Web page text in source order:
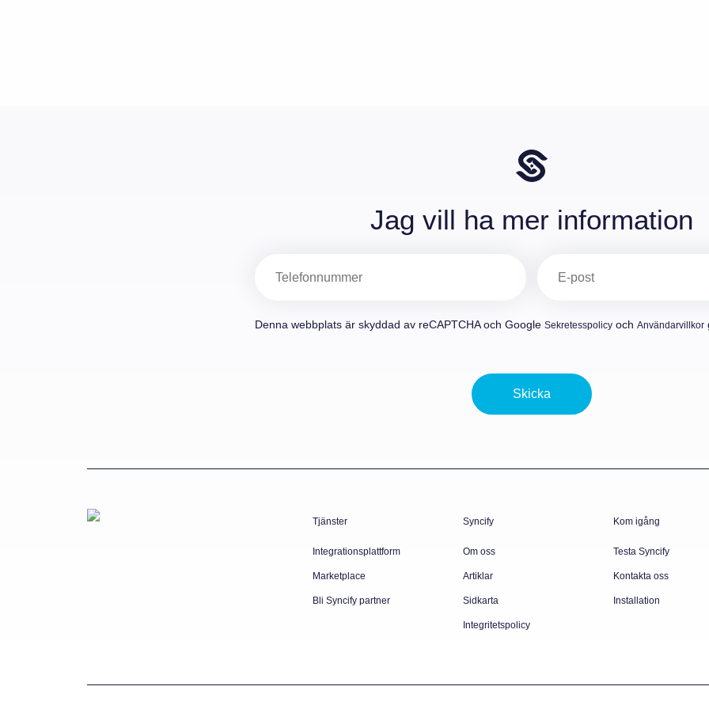
Jag vill ha mer information
post
(Obligatoriskt)
Denna webbplats är skyddad av reCAPTCHA och Google Sekretesspolicy och Användarvillkor
Skicka
Tjänster
Integrationsplattform
Marketplace
Bli Syncify partner
Syncify
Om oss
Artiklar
Sidkarta
Integritetspolicy
Kom igång
Testa Syncify
Kontakta oss
Installation